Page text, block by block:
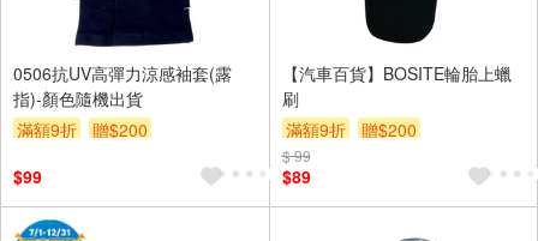
0506抗UV高彈力涼感袖套(露
指)-顏色隨機出貨
滿額9折
贈$200
$99
【汽車百貨】BOSITE輪胎上蠟
刷
滿額9折
贈$200
$ 99
$89